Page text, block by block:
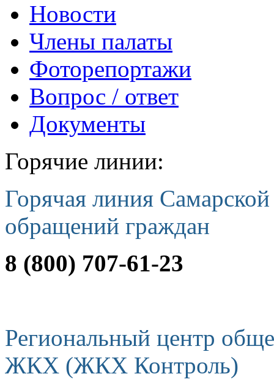
Новости
Члены палаты
Фоторепортажи
Вопрос / ответ
Документы
Горячие линии:
Горячая линия
обращений граждан
8 (800) 707-61-23
Региональный центр
ЖКХ (ЖКХ Контроль)